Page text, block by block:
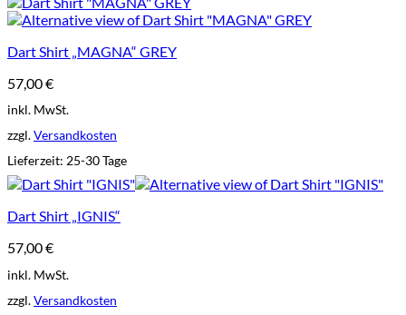
Dart Shirt „MAGNA“ GREY
57,00€
inkl. MwSt.
zzgl.Versandkosten
Lieferzeit: 25-30 Tage
Dart Shirt „IGNIS“
57,00€
inkl. MwSt.
zzgl.Versandkosten